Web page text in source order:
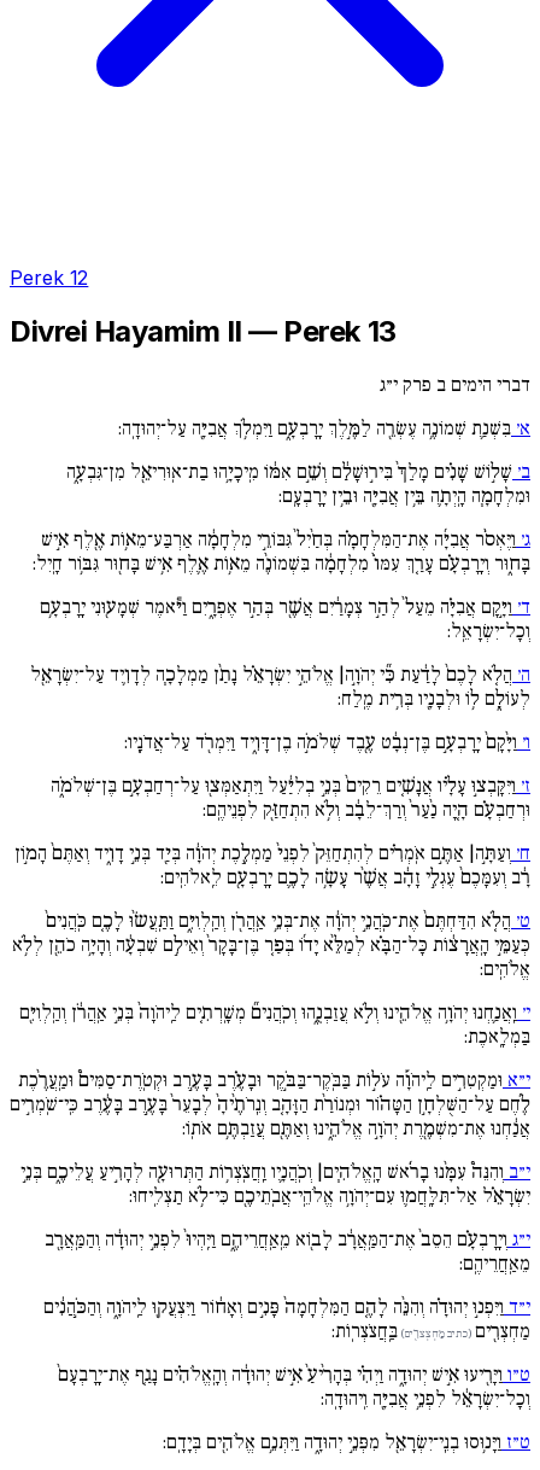
Perek 12
Divrei Hayamim II — Perek 13
דברי הימים ב פרק י״ג
א׳ בִּשְׁנַ֛ת שְׁמוֹנֶ֥ה עֶשְׂרֵ֖ה לַמֶּ֣לֶךְ יָֽרָבְעָ֑ם וַיִּמְלֹ֥ךְ אֲבִיָּ֖ה עַל־יְהוּדָֽה:
ב׳ שָׁל֣וֹשׁ שָׁנִ֗ים מָלַךְ֙ בִּיר֣וּשָׁלִַ֔ם וְשֵׁ֣ם אִמּ֔וֹ מִֽיכָיָ֥הוּ בַת־אֽוּרִיאֵ֖ל מִן־גִּבְעָ֑ה
וּמִלְחָמָ֧ה הָֽיְתָ֛ה בֵּ֥ין אֲבִיָּ֖ה וּבֵ֥ין יָֽרָבְעָֽם:
ג׳ וַיֶּאְסֹ֨ר אֲבִיָּ֜ה אֶת־הַמִּלְחָמָ֗ה בְּחַ֙יִל֙ גִּבּוֹרֵ֣י מִלְחָמָ֔ה אַרְבַּע־מֵא֥וֹת אֶ֖לֶף אִ֣ישׁ
בָּח֑וּר וְיָֽרָבְעָ֗ם עָרַ֚ךְ עִמּוֹ֙ מִלְחָמָ֔ה בִּשְׁמוֹנֶ֨ה מֵא֥וֹת אֶ֛לֶף אִ֥ישׁ בָּח֖וּר גִּבּ֥וֹר חָֽיִל:
ד׳ וַיָּ֣קָם אֲבִיָּ֗ה מֵעַל֙ לְהַ֣ר צְמָרַ֔יִם אֲשֶׁ֖ר בְּהַ֣ר אֶפְרָ֑יִם וַיֹּ֕אמֶר שְׁמָע֖וּנִי יָֽרָבְעָ֥ם
וְכָל־יִשְׂרָאֵֽל:
ה׳ הֲלֹ֚א לָכֶם֙ לָדַ֔עַת כִּ֞י יְהֹוָ֣ה| אֱלֹהֵ֣י יִשְׂרָאֵ֗ל נָתַ֨ן מַמְלָכָ֧ה לְדָוִ֛יד עַל־יִשְׂרָאֵ֖ל
לְעוֹלָ֑ם ל֥וֹ וּלְבָנָ֖יו בְּרִ֥ית מֶֽלַח:
ו׳ וַיָּ֙קָם֙ יָֽרָבְעָ֣ם בֶּן־נְבָ֔ט עֶ֖בֶד שְׁלֹמֹ֣ה בֶן־דָּוִ֑יד וַיִּמְרֹ֖ד עַל־אֲדֹנָֽיו:
ז׳ וַיִּקָּֽבְצ֣וּ עָלָ֗יו אֲנָשִׁ֚ים רֵקִים֙ בְּנֵ֣י בְלִיַּ֔עַל וַיִּתְאַמְּצ֖וּ עַל־רְחַבְעָ֣ם בֶּן־שְׁלֹמֹ֑ה
וּרְחַבְעָ֗ם הָ֚יָה נַ֙עַר֙ וְרַךְ־לֵבָ֔ב וְלֹ֥א הִתְחַזַּ֖ק לִפְנֵיהֶֽם:
ח׳ וְעַתָּ֣ה| אַתֶּ֣ם אֹֽמְרִ֗ים לְהִתְחַזֵּק֙ לִפְנֵי֙ מַמְלֶ֣כֶת יְהֹוָ֔ה בְּיַ֖ד בְּנֵ֣י דָוִ֑יד וְאַתֶּם֙ הָמ֣וֹן
רָ֔ב וְעִמָּכֶם֙ עֶגְלֵ֣י זָהָ֔ב אֲשֶׁ֨ר עָשָׂ֥ה לָכֶ֛ם יָֽרָבְעָ֖ם לֵֽאלֹהִֽים:
ט׳ הֲלֹ֚א הִדַּחְתֶּם֙ אֶת־כֹּֽהֲנֵ֣י יְהֹוָ֔ה אֶת־בְּנֵ֥י אַֽהֲרֹ֖ן וְהַֽלְוִיִּ֑ם וַתַּֽעֲשׂ֨וּ לָכֶ֚ם כֹּֽהֲנִים֙
כְּעַמֵּ֣י הָֽאֲרָצ֔וֹת כָּל־הַבָּ֗א לְמַלֵּ֨א יָד֜וֹ בְּפַ֚ר בֶּן־בָּקָר֙ וְאֵילִ֣ם שִׁבְעָ֔ה וְהָיָ֥ה כֹהֵ֖ן לְלֹ֥א
אֱלֹהִֽים:
י׳ וַֽאֲנַ֛חְנוּ יְהֹוָ֥ה אֱלֹהֵ֖ינוּ וְלֹ֣א עֲזַבְנֻ֑הוּ וְכֹֽהֲנִים֞ מְשָֽׁרְתִ֚ים לַֽיהֹוָה֙ בְּנֵ֣י אַֽהֲרֹ֔ן וְהַֽלְוִיִּ֖ם
בַּמְלָֽאכֶת:
י״א וּמַקְטִרִ֣ים לַֽיהֹוָ֡ה עֹל֣וֹת בַּבֹּֽקֶר־בַּבֹּ֣קֶר וּבָעֶ֗רֶב בָּעֶ֣רֶב וּקְטֹֽרֶת־סַמִּים֩ וּמַֽעֲרֶ֨כֶת
לֶ֜חֶם עַל־הַשֻּׁלְחָ֣ן הַטָּה֗וֹר וּמְנוֹרַ֨ת הַזָּהָ֚ב וְנֵֽרֹתֶ֙יהָ֙ לְבָעֵר֙ בָּעֶ֣רֶב בָּעֶ֔רֶב כִּֽי־שֹֽׁמְרִ֣ים
אֲנַ֔חְנוּ אֶת־מִשְׁמֶ֖רֶת יְהֹוָ֣ה אֱלֹהֵ֑ינוּ וְאַתֶּ֖ם עֲזַבְתֶּ֥ם אֹתֽוֹ:
י״ב וְהִנֵּה֩ עִמָּ֨נוּ בָרֹ֜אשׁ הָֽאֱלֹהִ֧ים| וְכֹֽהֲנָ֛יו וַֽחֲצֹֽצְר֥וֹת הַתְּרוּעָ֖ה לְהָרִ֣יעַ עֲלֵיכֶ֑ם בְּנֵ֣י
יִשְׂרָאֵ֗ל אַל־תִּלָּֽחֲמ֛וּ עִם־יְהֹוָ֥ה אֱלֹהֵֽי־אֲבֹֽתֵיכֶ֖ם כִּי־לֹ֥א תַצְלִֽיחוּ:
י״ג וְיָֽרָבְעָ֗ם הֵסֵב֙ אֶת־הַמַּֽאֲרָ֔ב לָב֖וֹא מֵֽאַֽחֲרֵיהֶ֑ם וַיִּֽהְיוּ֙ לִפְנֵ֣י יְהוּדָ֔ה וְהַמַּֽאֲרָ֖ב
מֵאַֽחֲרֵיהֶֽם:
י״ד וַיִּפְנ֣וּ יְהוּדָ֗ה וְהִנֵּ֨ה לָהֶ֚ם הַמִּלְחָמָה֙ פָּנִ֣ים וְאָח֔וֹר וַיִּצְעֲק֖וּ לַֽיהֹוָ֑ה וְהַכֹּ֣הֲנִ֔ים
מַחְצְרִ֖ים (כתיב מַחְצְצרִ֖ים) בַּֽחֲצֹצְרֽוֹת:
ט״ו וַיָּרִ֖יעוּ אִ֣ישׁ יְהוּדָ֑ה וַיְהִ֗י בְּהָרִ֙יעַ֙ אִ֣ישׁ יְהוּדָ֔ה וְהָֽאֱלֹהִ֗ים נָגַ֚ף אֶת־יָֽרָבְעָם֙
וְכָל־יִשְׂרָאֵ֔ל לִפְנֵ֥י אֲבִיָּ֖ה וִֽיהוּדָֽה:
ט״ז וַיָּנ֥וּסוּ בְנֵֽי־יִשְׂרָאֵ֖ל מִפְּנֵ֣י יְהוּדָ֑ה וַיִּתְּנֵ֥ם אֱלֹהִ֖ים בְּיָדָֽם: